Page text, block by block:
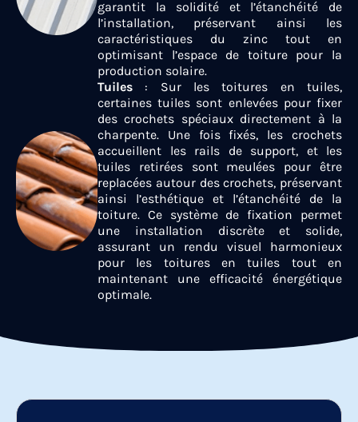
garantit la solidité et l’étanchéité de
l’installation, préservant ainsi les
caractéristiques du zinc tout en
optimisant l’espace de toiture pour la
production solaire.
Tuiles : Sur les toitures en tuiles,
certaines tuiles sont enlevées pour fixer
des crochets spéciaux directement à la
charpente. Une fois fixés, les crochets
accueillent les rails de support, et les
tuiles retirées sont meulées pour être
replacées autour des crochets, préservant
ainsi l’esthétique et l’étanchéité de la
toiture. Ce système de fixation permet
une installation discrète et solide,
assurant un rendu visuel harmonieux
pour les toitures en tuiles tout en
maintenant une efficacité énergétique
optimale.